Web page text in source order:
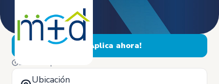
¡Aplica ahora!
22 de Septiembre
Ubicación